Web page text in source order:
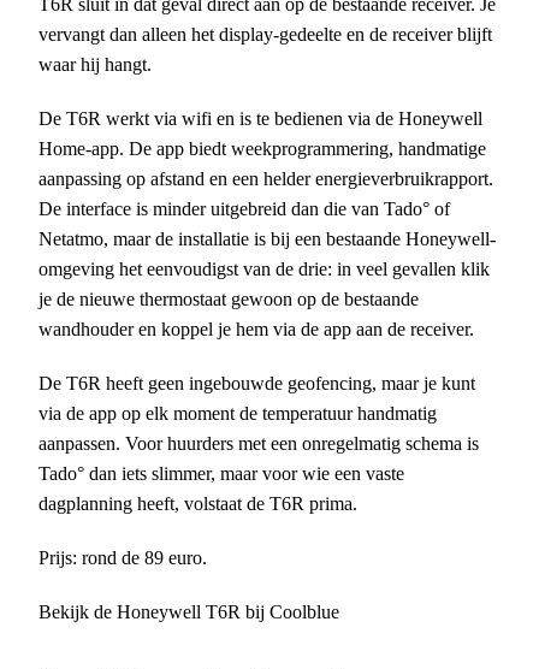
T6R sluit in dat geval direct aan op de bestaande receiver. Je
vervangt dan alleen het display-gedeelte en de receiver blijft
waar hij hangt.
De T6R werkt via wifi en is te bedienen via de Honeywell
Home-app. De app biedt weekprogrammering, handmatige
aanpassing op afstand en een helder energieverbruikrapport.
De interface is minder uitgebreid dan die van Tado° of
Netatmo, maar de installatie is bij een bestaande Honeywell-
omgeving het eenvoudigst van de drie: in veel gevallen klik
je de nieuwe thermostaat gewoon op de bestaande
wandhouder en koppel je hem via de app aan de receiver.
De T6R heeft geen ingebouwde geofencing, maar je kunt
via de app op elk moment de temperatuur handmatig
aanpassen. Voor huurders met een onregelmatig schema is
Tado° dan iets slimmer, maar voor wie een vaste
dagplanning heeft, volstaat de T6R prima.
Prijs: rond de 89 euro.
Bekijk de Honeywell T6R bij Coolblue